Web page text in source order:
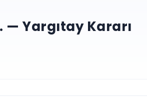
— Yargıtay Kararı